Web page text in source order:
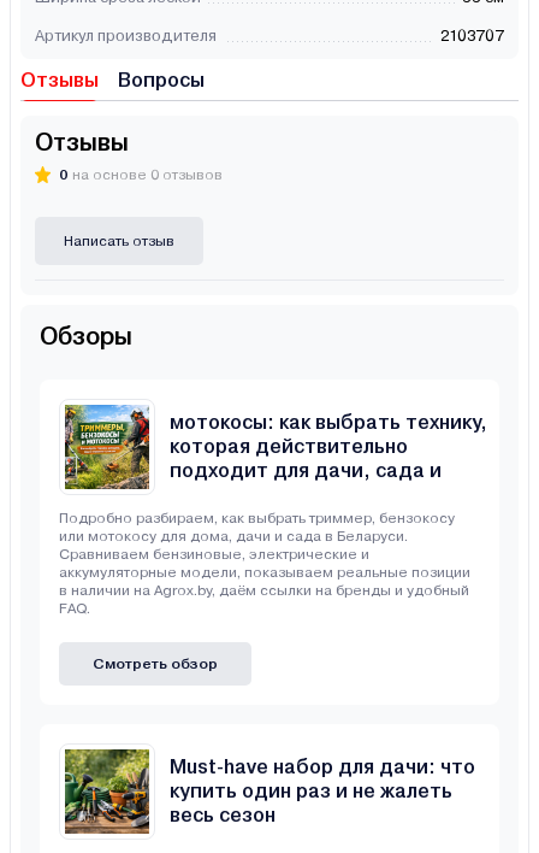
Артикул производителя 2103707
Отзывы Вопросы
Отзывы
0 на основе 0 отзывов
Написать отзыв
Обзоры
мотокосы: как выбрать технику,
которая действительно
подходит для дачи, сада и
Подробно разбираем, как выбрать триммер, бензокосу
или мотокосу для дома, дачи и сада в Беларуси.
Сравниваем бензиновые, электрические и
аккумуляторные модели, показываем реальные позиции
в наличии на Agrox.by, даём ссылки на бренды и удобный
FAQ.
Смотреть обзор
Must-have набор для дачи: что
купить один раз и не жалеть
весь сезон